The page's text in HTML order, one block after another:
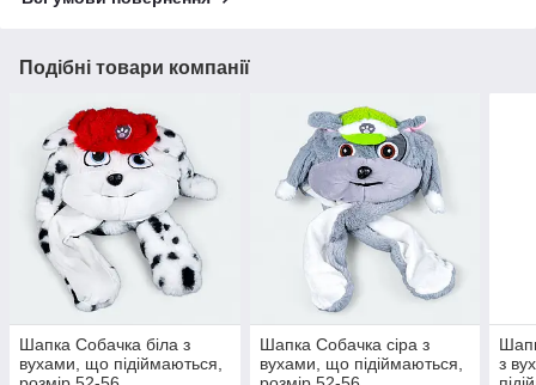
Подібні товари компанії
Шапка Собачка біла з
вухами, що підіймаються,
Шапка Собачка сіра з
вухами, що підіймаються,
з